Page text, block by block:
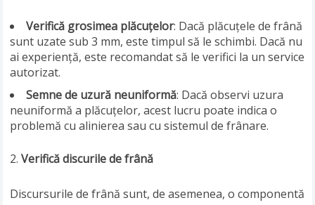
Verifică grosimea plăcuțelor: Dacă plăcuțele de frână
sunt uzate sub 3 mm, este timpul să le schimbi. Dacă nu
ai experiență, este recomandat să le verifici la un service
autorizat.
Semne de uzură neuniformă: Dacă observi uzura
neuniformă a plăcuțelor, acest lucru poate indica o
problemă cu alinierea sau cu sistemul de frânare.
Verifică discurile de frână
Discursurile de frână sunt, de asemenea, o componentă